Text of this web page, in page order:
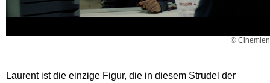
© Cinemien
Laurent ist die einzige Figur, die in diesem Strudel der